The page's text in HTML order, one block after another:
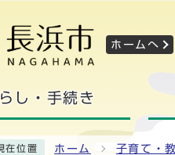
ホームへ
し・手続き
在位置 ホーム 子育て・